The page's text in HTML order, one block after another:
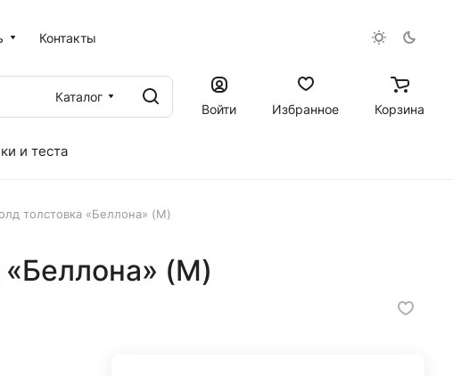
Контакты
Каталог
Войти
Избранное Корзина
и теста
толстовка «Беллона» (M)
(M)